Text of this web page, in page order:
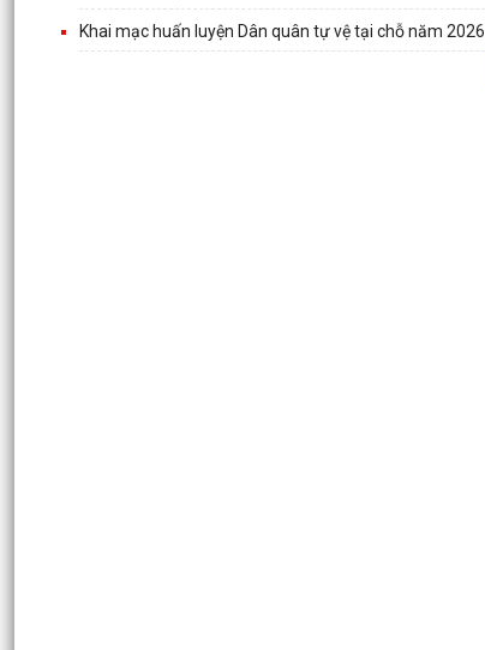
Khai mạc huấn luyện Dân quân tự vệ tại chỗ năm 2026